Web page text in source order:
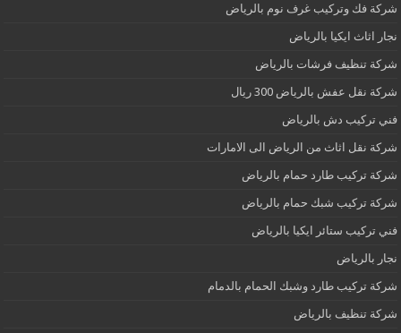
شركة فك وتركيب غرف نوم بالرياض
نجار اثاث ايكيا بالرياض
شركة تنظيف فرشات بالرياض
شركة نقل عفش بالرياض 300 ريال
فني تركيب دش بالرياض
شركة نقل اثاث من الرياض الى الامارات
شركة تركيب طارد حمام بالرياض
شركة تركيب شبك حمام بالرياض
فني تركيب ستائر ايكيا بالرياض
نجار بالرياض
شركة تركيب طارد وشبك الحمام بالدمام
شركة تنظيف بالرياض